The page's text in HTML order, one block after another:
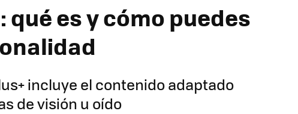
qué es y cómo puedes
incluye el contenido adaptado
de visión u oído